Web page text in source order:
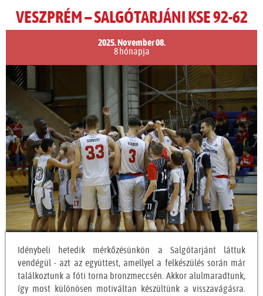
VESZPRÉM – SALGÓTARJÁNI KSE 92-62
2025. November 08.
8 hónapja
Idénybeli hetedik mérkőzésünkön a Salgótarjánt láttuk
vendégül - azt az együttest, amellyel a felkészülés során már
találkoztunk a fóti torna bronzmeccsén. Akkor alulmaradtunk,
így most különösen motiváltan készültünk a visszavágásra.